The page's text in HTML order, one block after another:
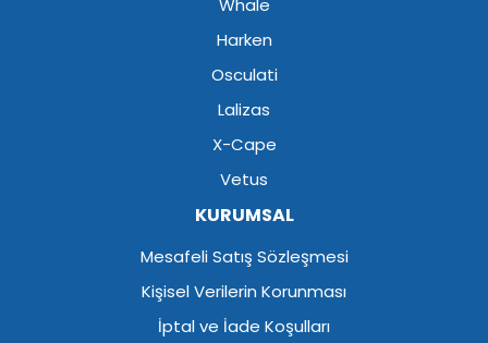
Whale
Harken
Osculati
Lalizas
X-Cape
Vetus
KURUMSAL
Mesafeli Satış Sözleşmesi
Kişisel Verilerin Korunması
İptal ve İade Koşulları